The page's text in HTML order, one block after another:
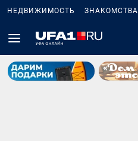
НЕДВИЖИМОСТЬ ЗНАКОМСТВА